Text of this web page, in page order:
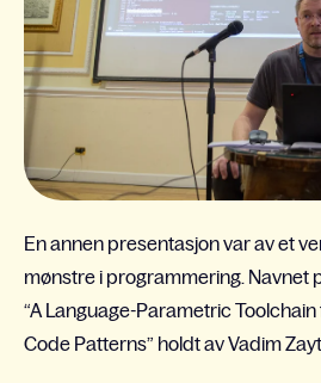
En annen presentasjon var av et
mønstre i programmering. Navnet
“A Language-Parametric
Code Patterns” holdt av Vadim